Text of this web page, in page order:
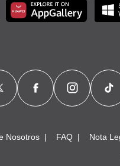
Nosotros FAQ Nota